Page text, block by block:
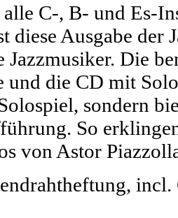
C-, B- und Es-
diese Ausgabe
Die
und die CD mit
sondern
So
von Astor
incl.